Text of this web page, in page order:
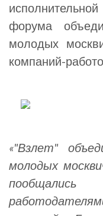
форума
молодых
компаний-
«"Взлет"
молодых